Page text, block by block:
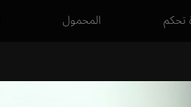
تحكم المحمول